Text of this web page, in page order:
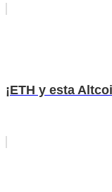
¡ETH y esta